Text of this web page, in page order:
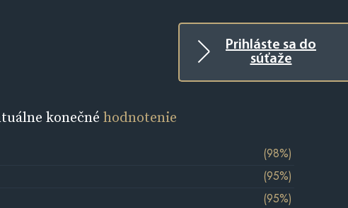
Prihláste sa do
súťaže
konečnéhodnotenie
(98%)
(95%)
(95%)